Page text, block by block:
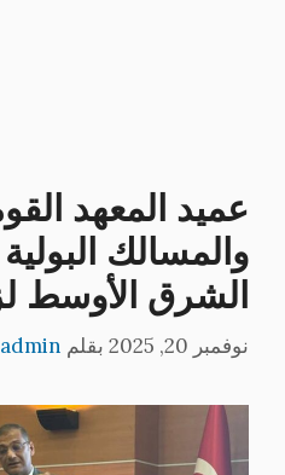
عميد المعهد
والمسالك
الشرق الأوسط
نوفمبر 20, 2025 بقلم admin